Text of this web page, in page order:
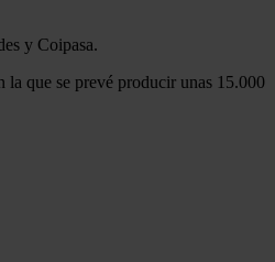
y Coipasa.
la que se prevé producir unas 15.000